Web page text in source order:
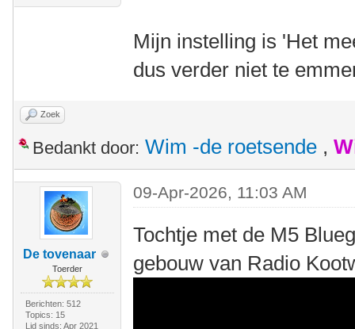
Mijn instelling is 'Het
dus verder niet te
Zoek
Bedankt door: Wim -de roetsende ,
De tovenaar
Toerder
Berichten: 512
Topics: 15
Lid sinds: Apr 2021
09-Apr-2026, 11:03 AM
Tochtje met de M5
gebouw van Radio